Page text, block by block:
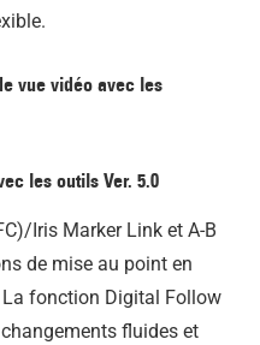
vue vidéo avec les
les outils Ver. 5.0
Iris Marker Link et A-B
de mise au point en
fonction Digital Follow
fluides et